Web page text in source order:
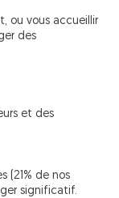
ou vous accueillir
des
et des
(21% de nos
significatif.